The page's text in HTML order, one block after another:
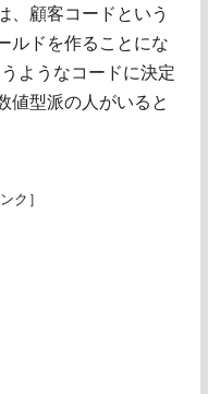
、顧客コードという
ルドを作ることにな
ようなコードに決定
値型派の人がいると
ク］